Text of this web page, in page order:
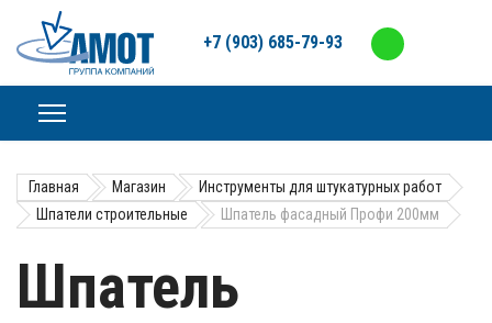
+7 (903) 685-79-93
Главная Магазин
Инструменты для штукатурных работ
Шпатели строительные
Шпатель фасадный Профи 200мм
Шпатель